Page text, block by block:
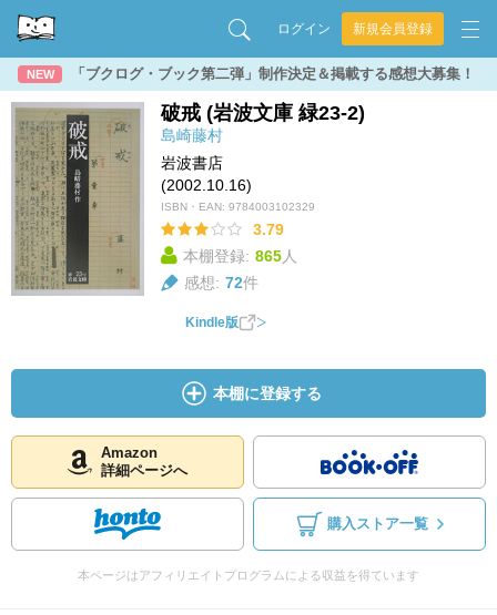
ログイン 新規会員登録
NEW 「ブクログ・ブック第二弾」制作決定＆掲載する感想大募集！
破戒 (岩波文庫 緑23-2)
島崎藤村
岩波書店
(2002.10.16)
ISBN・EAN: 9784003102329
3.79
本棚登録: 865人
感想: 72件
Kindle版
本棚に登録する
Amazon
詳細ページへ
購入ストア一覧
本ページはアフィリエイトプログラムによる収益を得ています